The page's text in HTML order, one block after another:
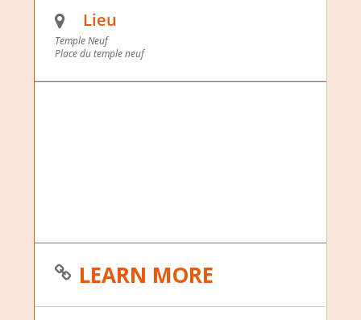
Lieu
Temple Neuf
Place du temple neuf
LEARN MORE